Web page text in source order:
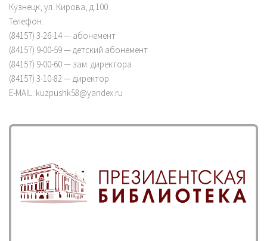
Кузнецк, ул. Кирова, д.100
Телефон:
(84157) 3-26-14 — абонемент
(84157) 9-00-59 — детский абонемент
(84157) 9-00-60 — зам. директора
(84157) 3-10-82 — директор
E-MAIL: kuzpushk58@yandex.ru